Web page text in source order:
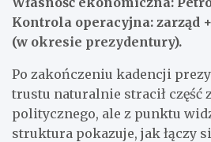
Kontrola operacyjna: zarząd
(w okresie prezydentury).
Po zakończeniu kadencji
trustu naturalnie stracił część
politycznego, ale z punktu
struktura pokazuje, jak łączy